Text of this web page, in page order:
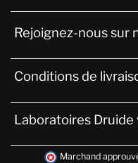
Rejoignez-nous sur
Conditions de
Laboratoires
Marchand